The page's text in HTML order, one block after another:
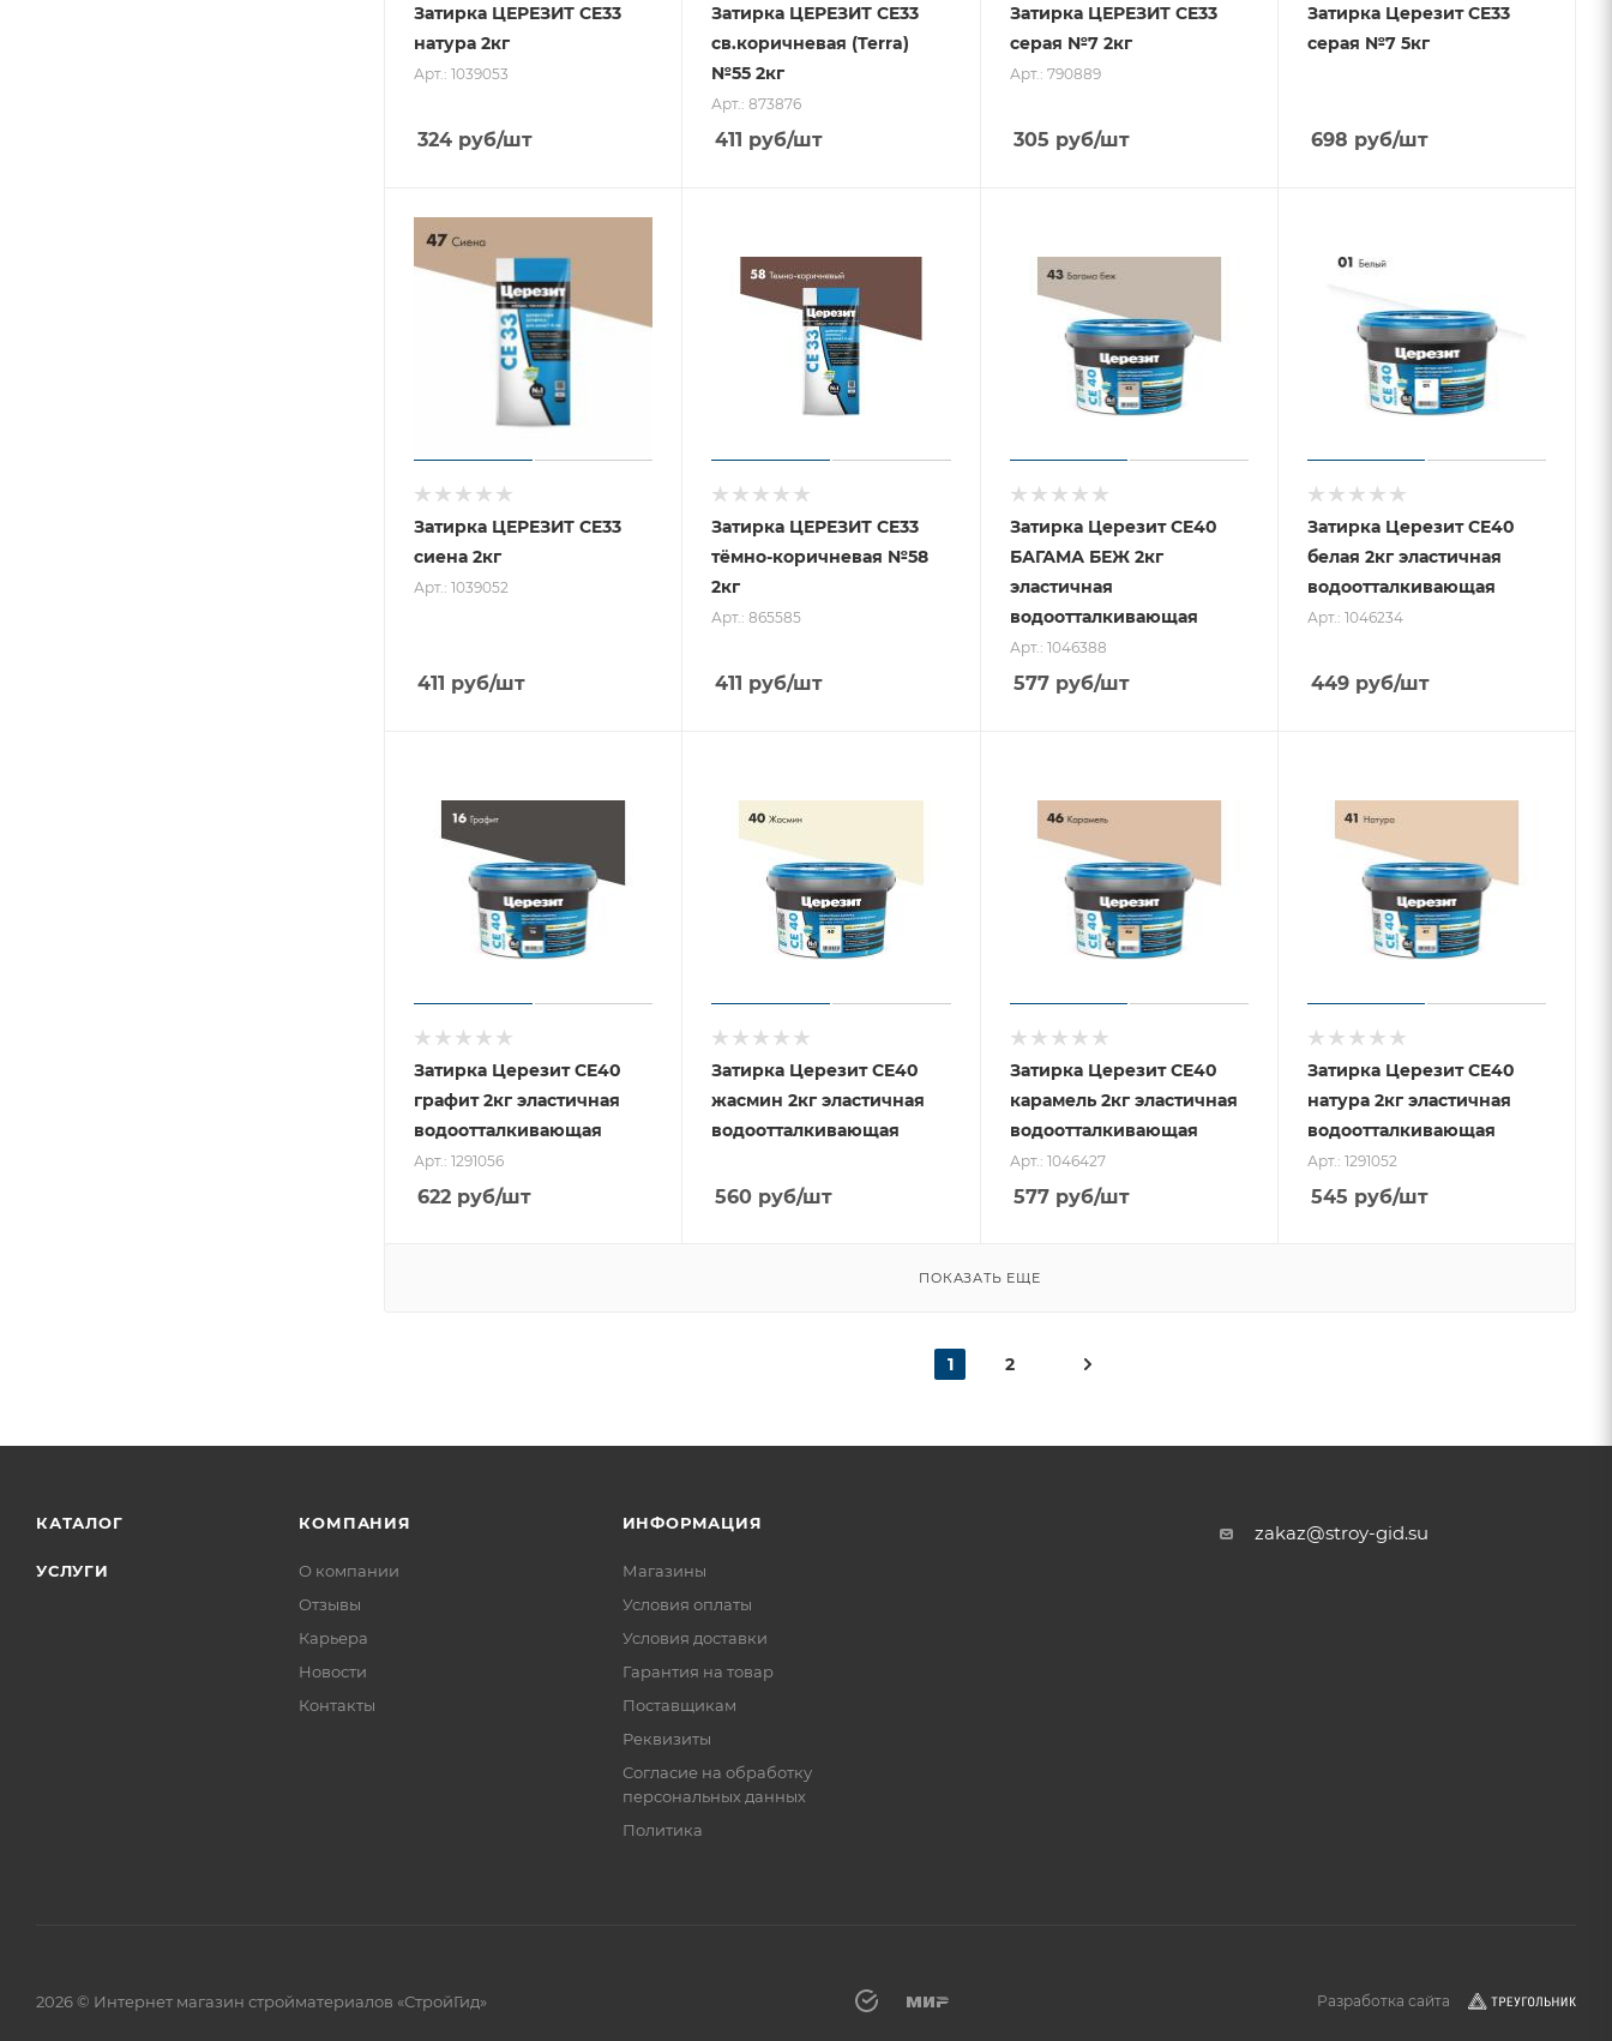
Затирка ЦЕРЕЗИТ CE33
натура 2кг
Арт.: 1039053
324 руб/шт
Затирка ЦЕРЕЗИТ CE33
св.коричневая (Terra)
№55 2кг
Арт.: 873876
411 руб/шт
Затирка ЦЕРЕЗИТ CE33
серая №7 2кг
Арт.: 790889
305 руб/шт
Затирка Церезит CE33
серая №7 5кг
698 руб/шт
Затирка ЦЕРЕЗИТ CE33
сиена 2кг
Арт.: 1039052
411 руб/шт
Затирка ЦЕРЕЗИТ CE33
тёмно-коричневая №58
2кг
Арт.: 865585
411 руб/шт
Затирка Церезит CE40
БАГАМА БЕЖ 2кг
эластичная
водоотталкивающая
Арт.: 1046388
577руб/шт
Затирка Церезит CE40
белая 2кг эластичная
водоотталкивающая
Арт.: 1046234
449руб/шт
Затирка Церезит CE40
графит 2кг эластичная
водоотталкивающая
Арт.: 1291056
622 руб/шт
Затирка Церезит CE40
жасмин 2кг эластичная
водоотталкивающая
560 руб/шт
Затирка Церезит CE40
карамель 2кг эластичная
водоотталкивающая
Арт.: 1046427
577руб/шт
Затирка Церезит CE40
натура 2кг эластичная
водоотталкивающая
Арт.: 1291052
545 руб/шт
ПОКАЗАТЬ ЕЩЕ
1 2
КАТАЛОГ
УСЛУГИ
КОМПАНИЯ
О компании
Отзывы
Карьера
Новости
Контакты
ИНФОРМАЦИЯ
Магазины
Условия оплаты
Условия доставки
Гарантия на товар
Поставщикам
Реквизиты
Согласие на обработку
персональных данных
Политика
zakaz@stroy-gid.su
2026 © Интернет магазин стройматериалов «СтройГид» Разработка сайта